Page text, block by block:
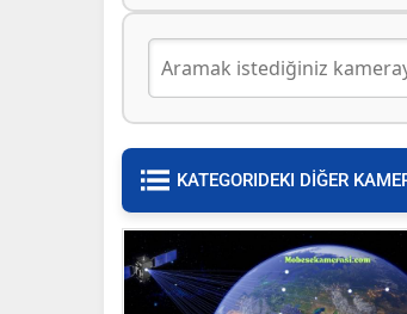
KATEGORIDEKI DİĞER